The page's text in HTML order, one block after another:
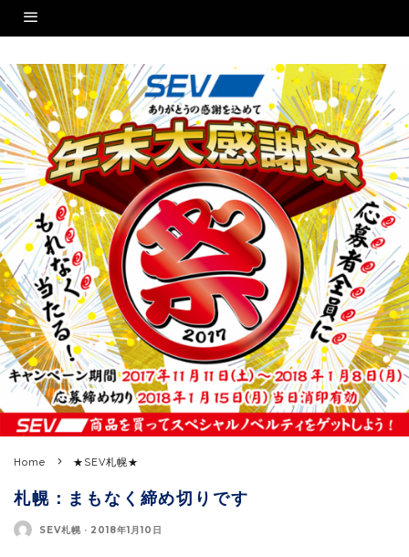
Home ★SEV札幌★
札幌：まもなく締め切りです
SEV札幌 · 2018年1月10日